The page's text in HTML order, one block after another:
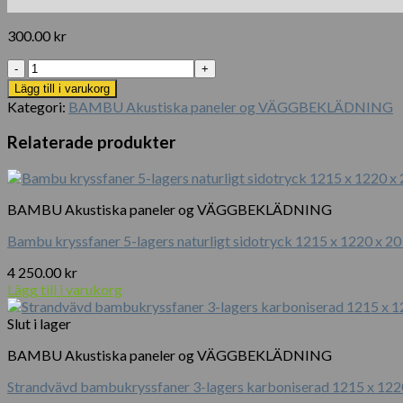
300.00 kr
Guadua
bambusstång
Ø
5-
7
x
cm
mängd
Lägg till i varukorg
Kategori: BAMBU Akustiska paneler og VÄGGBEKLÄDNING
Relaterade produkter
BAMBU Akustiska paneler og VÄGGBEKLÄDNING
Bambu kryssfaner 5-lagers naturligt sidotryck 1215 x 1220 x 20
4 250.00 kr
Lägg till i varukorg
Slut i lager
BAMBU Akustiska paneler og VÄGGBEKLÄDNING
Strandvävd bambukryssfaner 3-lagers karboniserad 1215 x